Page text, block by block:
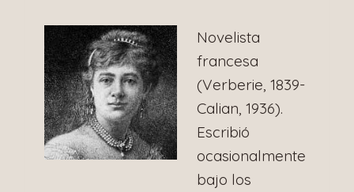
Novelista
francesa
(Verberie, 1839-
Calian, 1936).
Escribió
ocasionalmente
bajo los